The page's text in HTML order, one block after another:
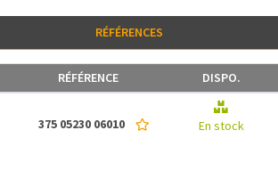
RÉFÉRENCES
RÉFÉRENCE DISPO.
375 05230 06010 En stock